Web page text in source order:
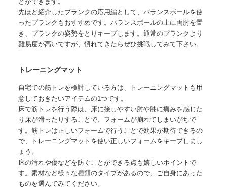
先ほど紹介したプランクの応用編として、バランスボールを使
ったプランクもおすすめです。バランスボールの上に両肘を置
き、プランクの姿勢をとりキープします。通常のプランクより
難易度が高いですが、慣れてきたらぜひ挑戦してみて下さい。
トレーニングマット
自宅での筋トレを検討している方は、トレーニングマットも用
意しておきたいアイテムの1つです。
床で筋トレを行う際は、床に接しやすい肘や膝に痛みを感じた
り床が滑ったりすることで、フォームが崩れてしまいがちで
す。筋トレは正しいフォームで行うことで効果が期待できるの
で、トレーニングマットを使い正しいフォームをキープしまし
ょう。
床の汚れや傷などを防ぐことができる点も嬉しいポイントで
す。素材など様々な種類のタイプがあるので、ご自身にあった
ものを選んでみてください。